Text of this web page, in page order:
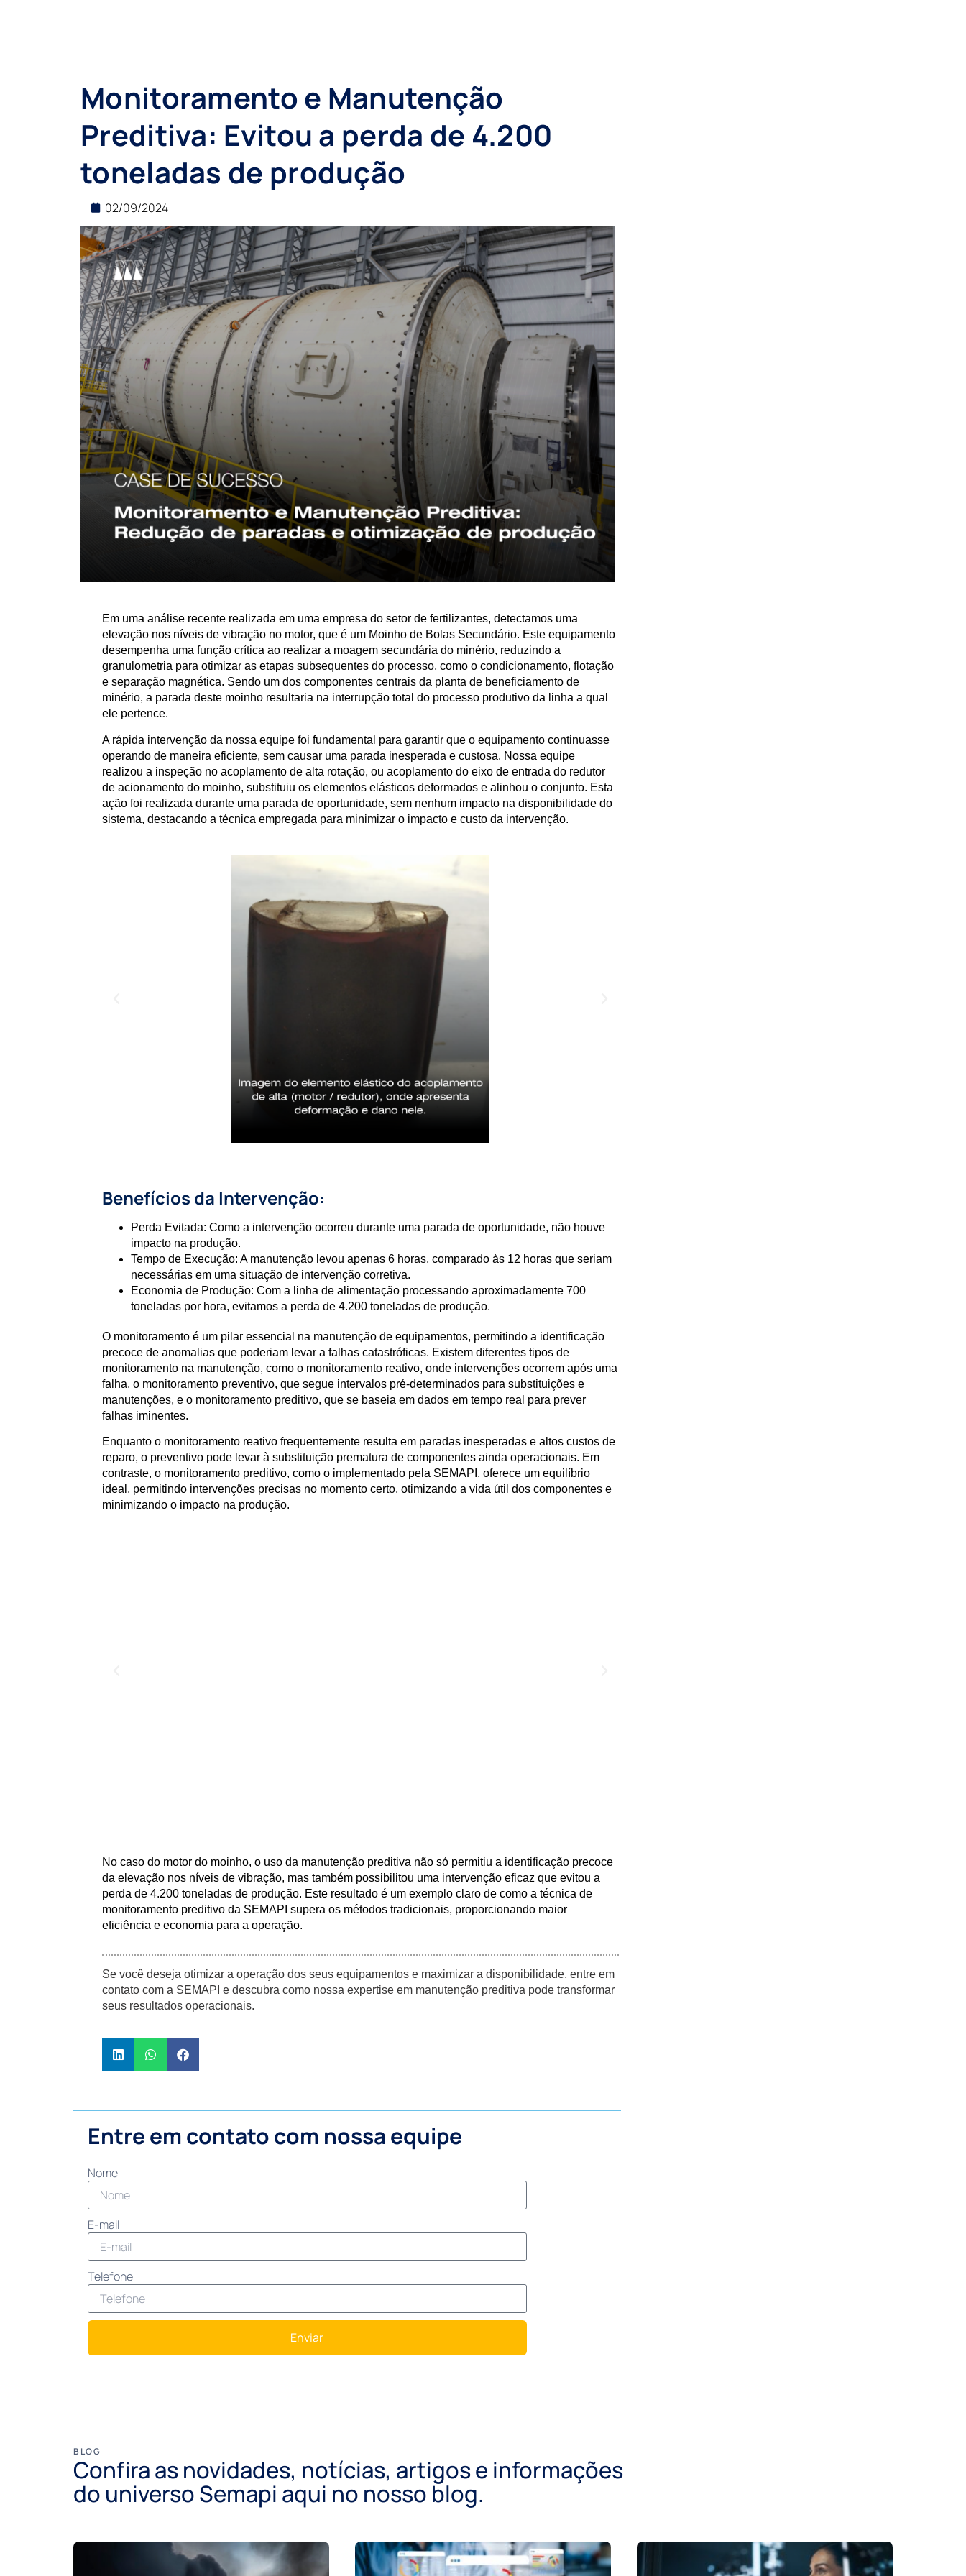
Monitoramento e Manutenção
Preditiva: Evitou a perda de 4.200
toneladas de produção
02/09/2024
Em uma análise recente realizada em uma empresa do setor de fertilizantes, detectamos uma
elevação nos níveis de vibração no motor, que é um Moinho de Bolas Secundário. Este equipamento
desempenha uma função crítica ao realizar a moagem secundária do minério, reduzindo a
granulometria para otimizar as etapas subsequentes do processo, como o condicionamento, flotação
e separação magnética. Sendo um dos componentes centrais da planta de beneficiamento de
minério, a parada deste moinho resultaria na interrupção total do processo produtivo da linha a qual
ele pertence.
A rápida intervenção da nossa equipe foi fundamental para garantir que o equipamento continuasse
operando de maneira eficiente, sem causar uma parada inesperada e custosa. Nossa equipe
realizou a inspeção no acoplamento de alta rotação, ou acoplamento do eixo de entrada do redutor
de acionamento do moinho, substituiu os elementos elásticos deformados e alinhou o conjunto. Esta
ação foi realizada durante uma parada de oportunidade, sem nenhum impacto na disponibilidade do
sistema, destacando a técnica empregada para minimizar o impacto e custo da intervenção.
Benefícios da Intervenção:
Perda Evitada: Como a intervenção ocorreu durante uma parada de oportunidade, não houve
impacto na produção.
Tempo de Execução: A manutenção levou apenas 6 horas, comparado às 12 horas que seriam
necessárias em uma situação de intervenção corretiva.
Economia de Produção: Com a linha de alimentação processando aproximadamente 700
toneladas por hora, evitamos a perda de 4.200 toneladas de produção.
O monitoramento é um pilar essencial na manutenção de equipamentos, permitindo a identificação
precoce de anomalias que poderiam levar a falhas catastróficas. Existem diferentes tipos de
monitoramento na manutenção, como o monitoramento reativo, onde intervenções ocorrem após uma
falha, o monitoramento preventivo, que segue intervalos pré-determinados para substituições e
manutenções, e o monitoramento preditivo, que se baseia em dados em tempo real para prever
falhas iminentes.
Enquanto o monitoramento reativo frequentemente resulta em paradas inesperadas e altos custos de
reparo, o preventivo pode levar à substituição prematura de componentes ainda operacionais. Em
contraste, o monitoramento preditivo, como o implementado pela SEMAPI, oferece um equilíbrio
ideal, permitindo intervenções precisas no momento certo, otimizando a vida útil dos componentes e
minimizando o impacto na produção.
No caso do motor do moinho, o uso da manutenção preditiva não só permitiu a identificação precoce
da elevação nos níveis de vibração, mas também possibilitou uma intervenção eficaz que evitou a
perda de 4.200 toneladas de produção. Este resultado é um exemplo claro de como a técnica de
monitoramento preditivo da SEMAPI supera os métodos tradicionais, proporcionando maior
eficiência e economia para a operação.
Se você deseja otimizar a operação dos seus equipamentos e maximizar a disponibilidade, entre em
contato com a SEMAPI e descubra como nossa expertise em manutenção preditiva pode transformar
seus resultados operacionais.
Entre em contato com nossa equipe
Nome
E-mail
Telefone
Enviar
BLOG
Confira as novidades, notícias, artigos e informações
do universo Semapi aqui no nosso blog.